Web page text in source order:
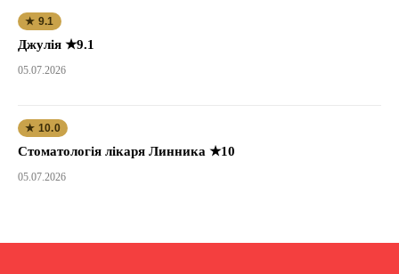
★ 9.1
Джулія ★9.1
05.07.2026
★ 10.0
Стоматологія лікаря Линника ★10
05.07.2026